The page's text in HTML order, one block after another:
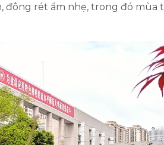
đông rét ẩm nhẹ, trong đó